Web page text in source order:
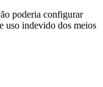
poderia configurar
uso indevido dos meios